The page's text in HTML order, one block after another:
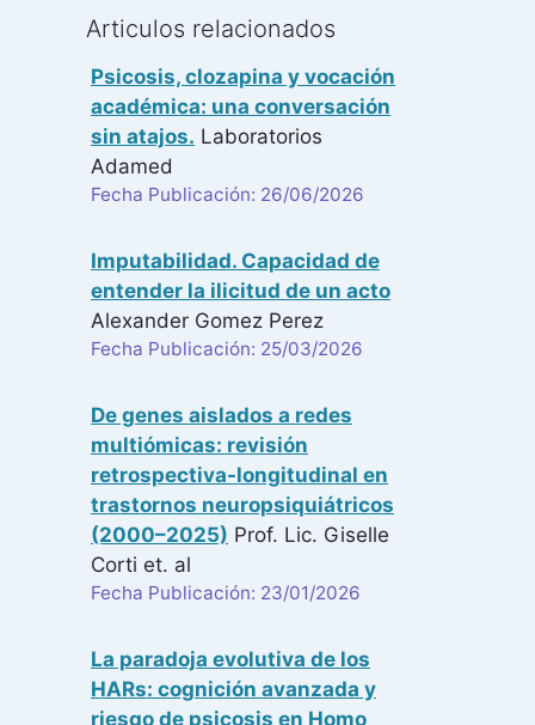
Articulos relacionados
Psicosis, clozapina y vocación
académica: una conversación
sin atajos. Laboratorios
Adamed
Fecha Publicación: 26/06/2026
Imputabilidad. Capacidad de
entender la ilicitud de un acto
Alexander Gomez Perez
Fecha Publicación: 25/03/2026
De genes aislados a redes
multiómicas: revisión
retrospectiva-longitudinal en
trastornos neuropsiquiátricos
(2000–2025) Prof. Lic. Giselle
Corti et. al
Fecha Publicación: 23/01/2026
La paradoja evolutiva de los
HARs: cognición avanzada y
riesgo de psicosis en Homo